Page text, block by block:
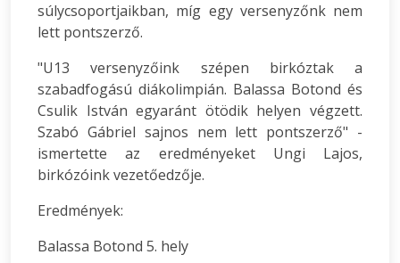
súlycsoportjaikban, míg egy versenyzőnk nem
lett pontszerző.
"U13 versenyzőink szépen birkóztak a
szabadfogású diákolimpián. Balassa Botond és
Csulik István egyaránt ötödik helyen végzett.
Szabó Gábriel sajnos nem lett pontszerző" -
ismertette az eredményeket Ungi Lajos,
birkózóink vezetőedzője.
Eredmények:
Balassa Botond 5. hely